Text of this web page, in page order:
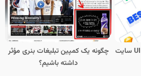
معرفی چند نرم افزار طراحی UI سایت چگونه یک کمپین تبلیغات بنری مؤثر
داشته باشیم؟